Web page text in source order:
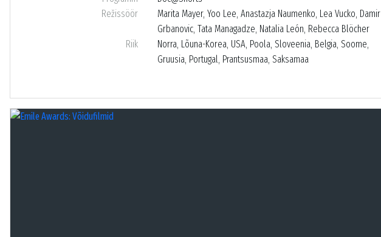
Režissöör
Marita Mayer, Yoo Lee, Anastazja Naumenko, Lea Vucko, Damir
Grbanovic, Tata Managadze, Natalia León, Rebecca Blöcher
Riik
Norra, Lõuna-Korea, USA, Poola, Sloveenia, Belgia, Soome,
Gruusia, Portugal, Prantsusmaa, Saksamaa